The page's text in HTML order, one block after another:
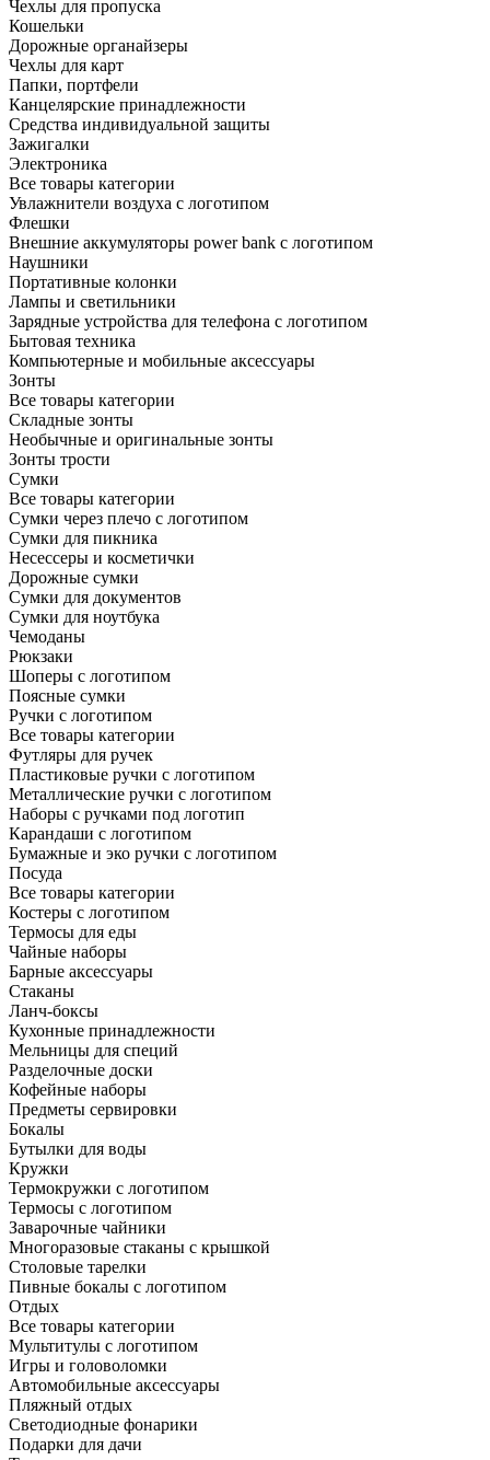
Чехлы для пропуска
Кошельки
Дорожные органайзеры
Чехлы для карт
Папки, портфели
Канцелярские принадлежности
Средства индивидуальной защиты
Зажигалки
Электроника
Все товары категории
Увлажнители воздуха с логотипом
Флешки
Внешние аккумуляторы power bank с логотипом
Наушники
Портативные колонки
Лампы и светильники
Зарядные устройства для телефона с логотипом
Бытовая техника
Компьютерные и мобильные аксессуары
Зонты
Все товары категории
Складные зонты
Необычные и оригинальные зонты
Зонты трости
Сумки
Все товары категории
Сумки через плечо с логотипом
Сумки для пикника
Несессеры и косметички
Дорожные сумки
Сумки для документов
Сумки для ноутбука
Чемоданы
Рюкзаки
Шоперы с логотипом
Поясные сумки
Ручки с логотипом
Все товары категории
Футляры для ручек
Пластиковые ручки с логотипом
Металлические ручки с логотипом
Наборы с ручками под логотип
Карандаши с логотипом
Бумажные и эко ручки с логотипом
Посуда
Все товары категории
Костеры с логотипом
Термосы для еды
Чайные наборы
Барные аксессуары
Стаканы
Ланч-боксы
Кухонные принадлежности
Мельницы для специй
Разделочные доски
Кофейные наборы
Предметы сервировки
Бокалы
Бутылки для воды
Кружки
Термокружки с логотипом
Термосы с логотипом
Заварочные чайники
Многоразовые стаканы с крышкой
Столовые тарелки
Пивные бокалы с логотипом
Отдых
Все товары категории
Мультитулы с логотипом
Игры и головоломки
Автомобильные аксессуары
Пляжный отдых
Светодиодные фонарики
Подарки для дачи